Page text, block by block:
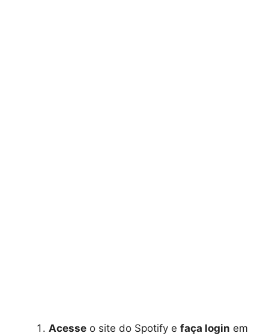
Acesse o site do Spotify e faça login em